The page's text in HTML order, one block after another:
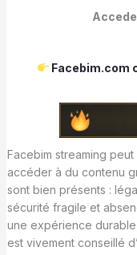
Facebim.com
Facebim streaming
accéder à du contenu
sont bien présents :
sécurité fragile et
une expérience
est vivement conseillé